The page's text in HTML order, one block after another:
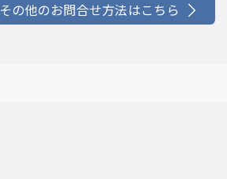
その他のお問合せ方法はこちら